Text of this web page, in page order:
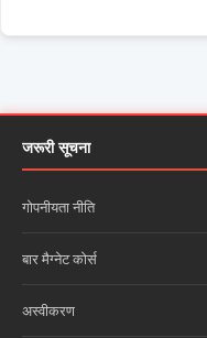
जरूरी सूचना
गोपनीयता नीति
बार मैग्नेट कोर्स
अस्वीकरण